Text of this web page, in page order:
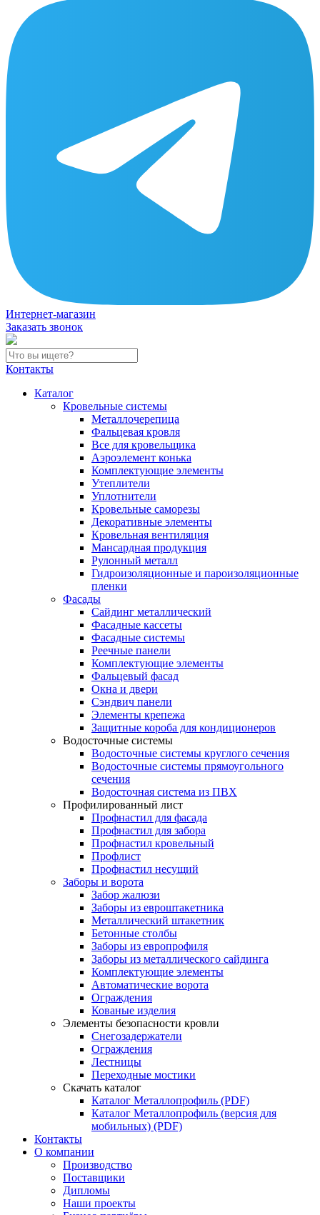
Интернет-магазин
Заказать звонок
Контакты
Каталог
Кровельные системы
Металлочерепица
Фальцевая кровля
Все для кровельщика
Аэроэлемент конька
Комплектующие элементы
Утеплители
Уплотнители
Кровельные саморезы
Декоративные элементы
Кровельная вентиляция
Мансардная продукция
Рулонный металл
Гидроизоляционные и пароизоляционные
пленки
Фасады
Сайдинг металлический
Фасадные кассеты
Фасадные системы
Реечные панели
Комплектующие элементы
Фальцевый фасад
Окна и двери
Сэндвич панели
Элементы крепежа
Защитные короба для кондиционеров
Водосточные системы
Водосточные системы круглого сечения
Водосточные системы прямоугольного
сечения
Водосточная система из ПВХ
Профилированный лист
Профнастил для фасада
Профнастил для забора
Профнастил кровельный
Профлист
Профнастил несущий
Заборы и ворота
Забор жалюзи
Заборы из евроштакетника
Металлический штакетник
Бетонные столбы
Заборы из европрофиля
Заборы из металлического сайдинга
Комплектующие элементы
Автоматические ворота
Ограждения
Кованые изделия
Элементы безопасности кровли
Снегозадержатели
Ограждения
Лестницы
Переходные мостики
Скачать каталог
Каталог Металлопрофиль (PDF)
Каталог Металлопрофиль (версия для
мобильных) (PDF)
Контакты
О компании
Производство
Поставщики
Дипломы
Наши проекты